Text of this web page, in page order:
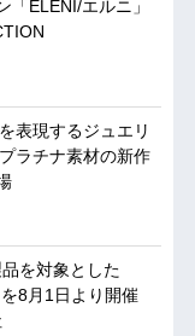
「ELENI/エルニ」
表現するジュエリ
ラチナ素材の新作
を対象とした
8月1日より開催